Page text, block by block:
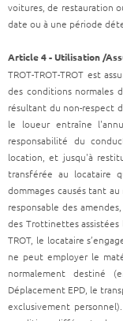
voitures, de restauration
date ou à une période
Article 4 - Utilisation /
TROT-TROT-TROT est
des conditions normales
résultant du non-respect
le loueur entraîne
responsabilité du
location, et jusqu'à
transférée au locataire
dommages causés tant
responsable des
des Trottinettes assistées
TROT, le locataire
ne peut employer le
normalement destiné
Déplacement EPD, le
exclusivement